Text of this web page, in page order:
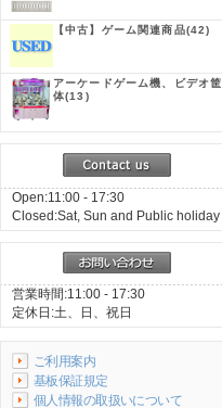
【中古】ゲーム関連商品(42)
アーケードゲーム機、ビデオ筐
体(13)
Open:11:00 - 17:30
Closed:Sat, Sun and Public holiday
営業時間:11:00 - 17:30
定休日:土、日、祝日
ご利用案内
基板保証規定
個人情報の取扱いについて